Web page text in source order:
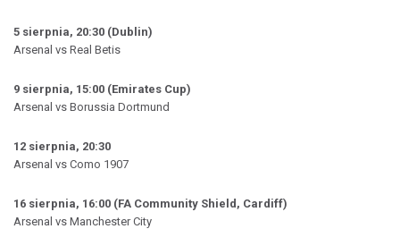
5 sierpnia, 20:30 (Dublin)
Arsenal vs Real Betis
9 sierpnia, 15:00 (Emirates Cup)
Arsenal vs Borussia Dortmund
12 sierpnia, 20:30
Arsenal vs Como 1907
16 sierpnia, 16:00 (FA Community Shield, Cardiff)
Arsenal vs Manchester City